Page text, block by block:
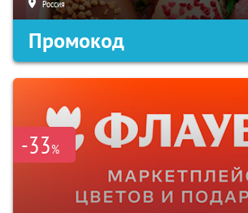
Россия
Промокод
-33%